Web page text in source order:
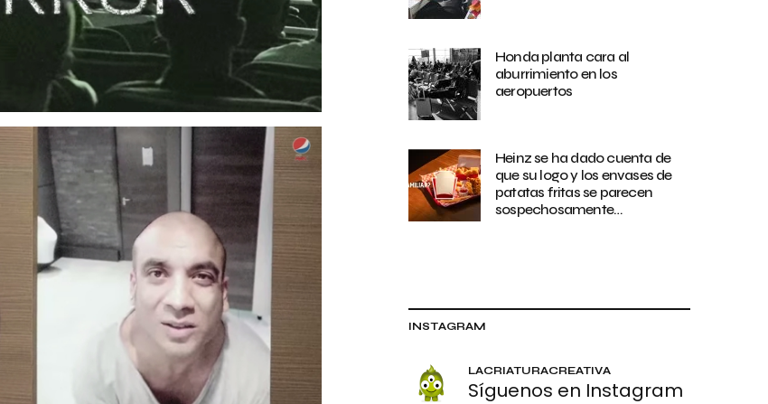
Honda planta cara al
aburrimiento en los
aeropuertos
Heinz se ha dado cuenta de
que su logo y los envases de
patatas fritas se parecen
sospechosamente…
INSTAGRAM
LACRIATURACREATIVA
Síguenos en Instagram